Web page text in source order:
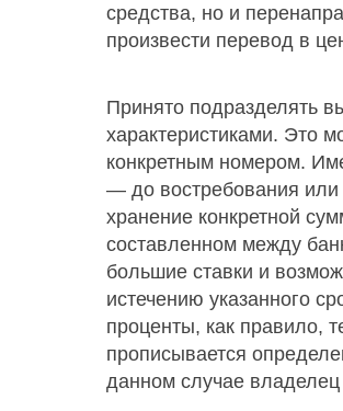
средства, но и
произвести перевод в
Принято подразделять
характеристиками. Это
конкретным номером.
— до востребования
хранение конкретной
составленном между
большие ставки и
истечению указанного
проценты, как правило,
прописывается
данном случае